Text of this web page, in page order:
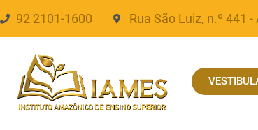
92 2101-1600 Rua São Luiz, n.º 441